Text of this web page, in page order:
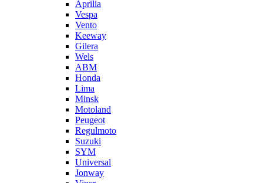
Aprilia
Vespa
Vento
Keeway
Gilera
Wels
ABM
Honda
Lima
Minsk
Motoland
Peugeot
Regulmoto
Suzuki
SYM
Universal
Jonway